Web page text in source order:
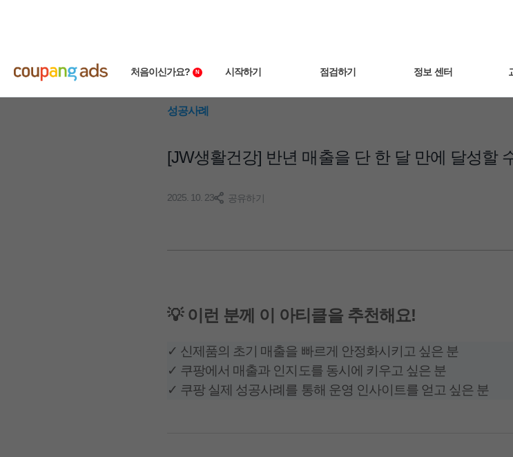
처음이신가요?
왕초보 클래스
시작하기
상품 소개서
점검하기
매출최적화 광고
정보 센터
트렌드 인사이트
성공사례
[JW생활건강] 반년 매출을 단 한 달 만에 달성할
2025. 10. 23 공유하기
💡 이런 분께 이 아티클을 추천해요!
✓ 신제품의 초기 매출을 빠르게 안정화시키고 싶은 분
✓ 쿠팡에서 매출과 인지도를 동시에 키우고 싶은 분
✓ 쿠팡 실제 성공사례를 통해 운영 인사이트를 얻고 싶은 분